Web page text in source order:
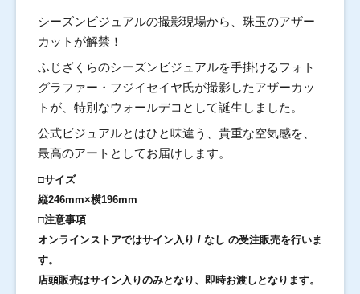
シーズンビジュアルの撮影現場から、珠玉のアザー
カットが解禁！
ふじざくらのシーズンビジュアルを手掛けるフォト
グラファー・フジイセイヤ氏が撮影したアザーカッ
トが、特別なウォールデコとして誕生しました。
公式ビジュアルとはひと味違う、貴重な空気感を、
最高のアートとしてお届けします。
□サイズ
縦246mm×横196mm
□注意事項
オンラインストアではサイン入り / なし の受注販売を行いま
す。
店頭販売はサイン入りのみとなり、即時お渡しとなります。